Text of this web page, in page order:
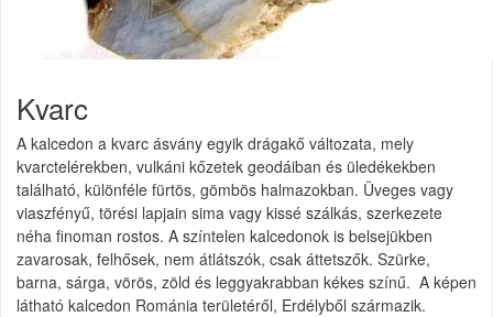
Kvarc
A kalcedon a kvarc ásvány egyik drágakő változata, mely
kvarctelérekben, vulkáni kőzetek geodáiban és üledékekben
található, különféle fürtös, gömbös halmazokban. Üveges vagy
viaszfényű, törési lapjain sima vagy kissé szálkás, szerkezete
néha finoman rostos. A színtelen kalcedonok is belsejükben
zavarosak, felhősek, nem átlátszók, csak áttetszők. Szürke,
barna, sárga, vörös, zöld és leggyakrabban kékes színű. A képen
látható kalcedon Románia területéről, Erdélyből származik.